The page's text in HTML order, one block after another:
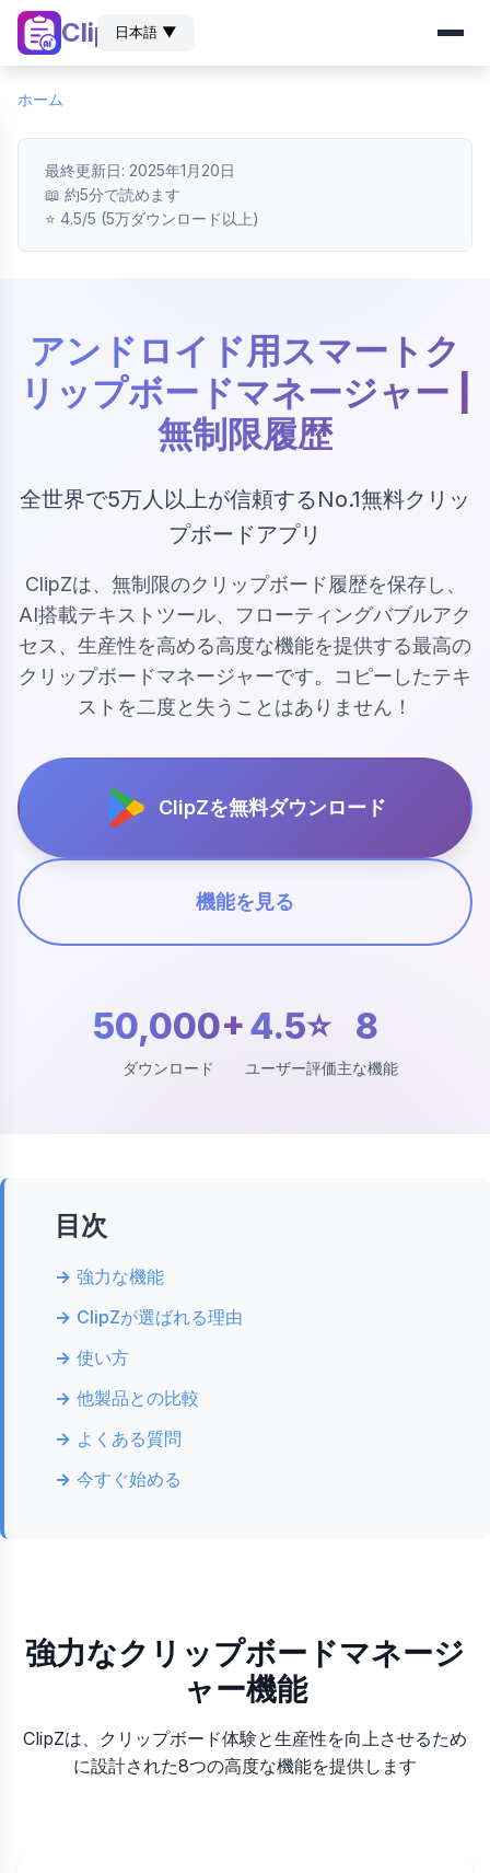
ClipZ日本語 ▼
ホーム
最終更新日: 2025年1月20日
📖 約5分で読めます
⭐ 4.5/5 (5万ダウンロード以上)
アンドロイド用スマートク
リップボードマネージャー |
無制限履歴
全世界で5万人以上が信頼するNo.1無料クリッ
プボードアプリ
ClipZは、無制限のクリップボード履歴を保存し、
AI搭載テキストツール、フローティングバブルアク
セス、生産性を高める高度な機能を提供する最高の
クリップボードマネージャーです。コピーしたテキ
ストを二度と失うことはありません！
ClipZを無料ダウンロード
機能を見る
50,000+
ダウンロード
4.5⭐
ユーザー評価
8
主な機能
目次
強力な機能
ClipZが選ばれる理由
使い方
他製品との比較
よくある質問
今すぐ始める
強力なクリップボードマネージ
ャー機能
ClipZは、クリップボード体験と生産性を向上させるため
に設計された8つの高度な機能を提供します